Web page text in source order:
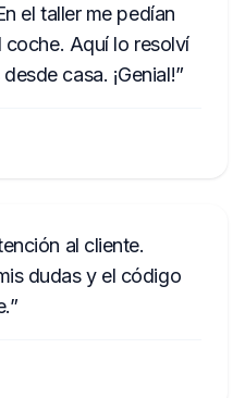
el taller me pedían
Aquí lo resolví
casa. ¡Genial!
al cliente.
dudas y el código